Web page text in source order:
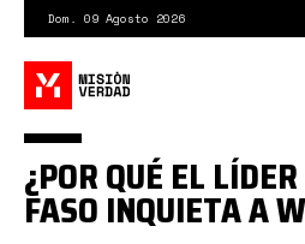
contenido
principal
Dom. 09 Agosto 2026
¿POR QUÉ EL
FASO INQUIETA A